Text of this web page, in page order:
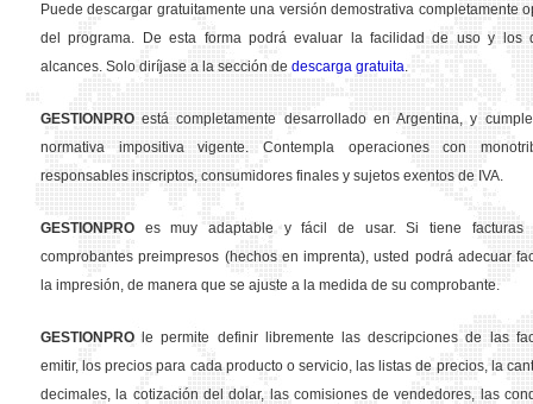
Puede descargar gratuitamente una versión demostrativa completamente
del programa. De esta forma podrá evaluar la facilidad de uso y los
alcances. Solo diríjase a la sección de descarga gratuita.
GESTION PRO está completamente desarrollado en Argentina, y
normativa impositiva vigente. Contempla operaciones con
responsables inscriptos, consumidores finales y sujetos exentos de IVA.
GESTION PRO es muy adaptable y fácil de usar. Si tiene facturas
comprobantes preimpresos (hechos en imprenta), usted podrá adecuar
la impresión, de manera que se ajuste a la medida de su comprobante.
GESTION PRO le permite definir libremente las descripciones de las
emitir, los precios para cada producto o servicio, las listas de precios, la
decimales, la cotización del dolar, las comisiones de vendedores, las